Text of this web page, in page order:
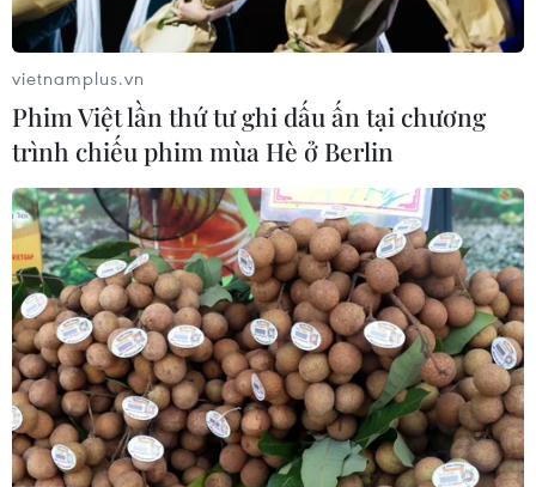
TIN CÙNG CHUYÊN MỤC
vietnamplus.vn
Phim Việt lần thứ tư ghi dấu ấn tại chương
trình chiếu phim mùa Hè ở Berlin